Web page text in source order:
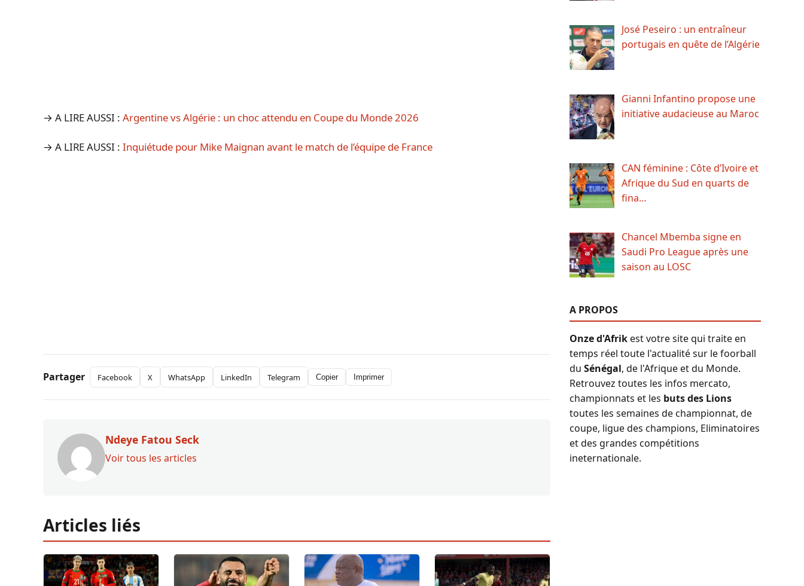
→ A LIRE AUSSI : Argentine vs Algérie : un choc attendu en Coupe du Monde 2026
→ A LIRE AUSSI : Inquiétude pour Mike Maignan avant le match de l’équipe de France
Partager Facebook X WhatsApp LinkedIn Telegram Copier Imprimer
Ndeye Fatou Seck
Voir tous les articles
Articles liés
José Peseiro : un entraîneur
portugais en quête de l’Algérie
Gianni Infantino propose une
initiative audacieuse au Maroc
CAN féminine : Côte d’Ivoire et
Afrique du Sud en quarts de
fina…
Chancel Mbemba signe en
Saudi Pro League après une
saison au LOSC
A PROPOS
Onze d'Afrikest votre site qui traite en
temps réel toute l'actualité sur le foorball
du Sénégal, de l'Afrique et du Monde.
Retrouvez toutes les infos mercato,
championnats et les buts des Lions
toutes les semaines de championnat, de
coupe, ligue des champions, Eliminatoires
et des grandes compétitions
ineternationale.